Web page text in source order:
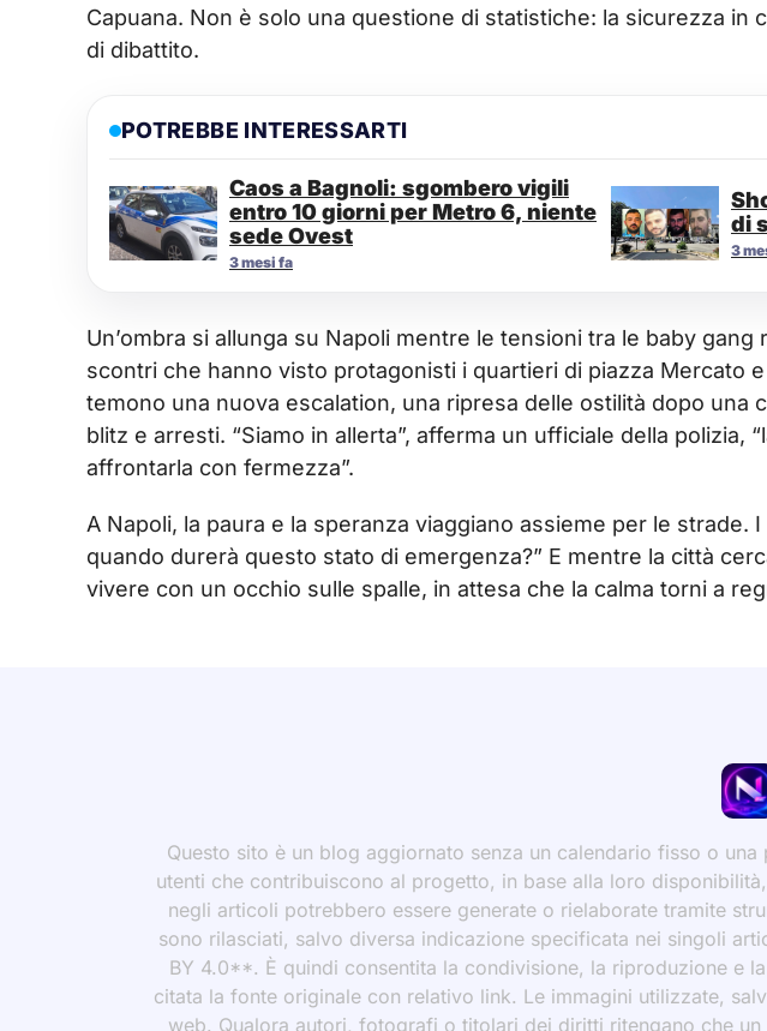
Capuana. Non è solo una questione di statistiche: la sicurezza in
di dibattito.
POTREBBE INTERESSARTI
Caos a Bagnoli: sgombero vigili
entro 10 giorni per Metro 6, niente
sede Ovest
3 mesi fa
di
3
Un’ombra si allunga su Napoli mentre le tensioni tra le baby
scontri che hanno visto protagonisti i quartieri di piazza Mercato
temono una nuova escalation, una ripresa delle ostilità dopo una
blitz e arresti. “Siamo in allerta”, afferma un ufficiale della polizia,
affrontarla con fermezza”.
A Napoli, la paura e la speranza viaggiano assieme per le strade.
quando durerà questo stato di emergenza?” E mentre la città
vivere con un occhio sulle spalle, in attesa che la calma torni a
Questo sito è un blog aggiornato senza un calendario fisso o
utenti che contribuiscono al progetto, in base alla loro
negli articoli potrebbero essere generate o rielaborate tramite
sono rilasciati, salvo diversa indicazione specificata nei singoli
BY 4.0**. È quindi consentita la condivisione, la riproduzione e
citata la fonte originale con relativo link. Le immagini utilizzate,
web. Qualora autori, fotografi o titolari dei diritti ritengano che